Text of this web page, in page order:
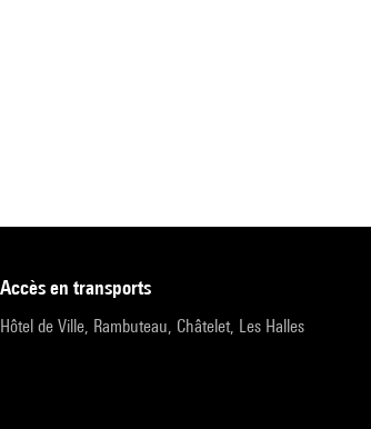
accès en transports
Hôtel de Ville, Rambuteau, Châtelet, Les Halles